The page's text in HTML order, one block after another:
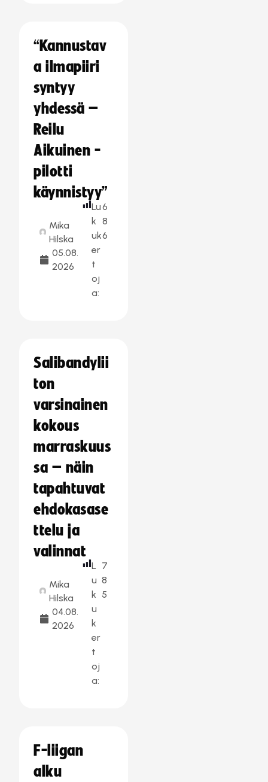
“Kannustav
a ilmapiiri
syntyy
yhdessä –
Reilu
Aikuinen -
pilotti
käynnistyy”
Mika
Hilska
05.08.
2026
Lu
k
uk
er
t
oj
a:
6
8
6
Salibandylii
ton
varsinainen
kokous
marraskuus
sa – näin
tapahtuvat
ehdokasase
ttelu ja
valinnat
Mika
Hilska
04.08.
2026
L
u
k
u
k
er
t
oj
a:
7
8
5
F-liigan
alku